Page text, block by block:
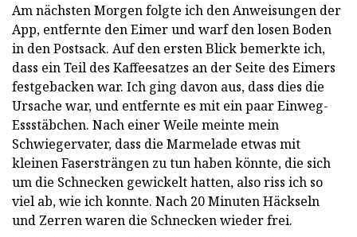
Am nächsten Morgen folgte ich den Anweisungen der
App, entfernte den Eimer und warf den losen Boden
in den Postsack. Auf den ersten Blick bemerkte ich,
dass ein Teil des Kaffeesatzes an der Seite des Eimers
festgebacken war. Ich ging davon aus, dass dies die
Ursache war, und entfernte es mit ein paar Einweg-
Essstäbchen. Nach einer Weile meinte mein
Schwiegervater, dass die Marmelade etwas mit
kleinen Fasersträngen zu tun haben könnte, die sich
um die Schnecken gewickelt hatten, also riss ich so
viel ab, wie ich konnte. Nach 20 Minuten Häckseln
und Zerren waren die Schnecken wieder frei.